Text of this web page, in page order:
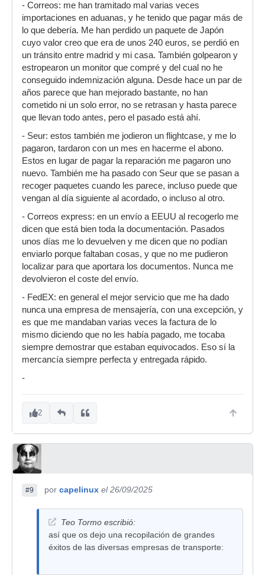
- Correos: me han tramitado mal varias veces
importaciones en aduanas, y he tenido que pagar más de
lo que debería. Me han perdido un paquete de Japón
cuyo valor creo que era de unos 240 euros, se perdió en
un tránsito entre madrid y mi casa. También golpearon y
estropearon un monitor que compré y del cual no he
conseguido indemnización alguna. Desde hace un par de
años parece que han mejorado bastante, no han
cometido ni un solo error, no se retrasan y hasta parece
que llevan todo antes, pero el pasado está ahí.
- Seur: estos también me jodieron un flightcase, y me lo
pagaron, tardaron con un mes en hacerme el abono.
Estos en lugar de pagar la reparación me pagaron uno
nuevo. También me ha pasado con Seur que se pasan a
recoger paquetes cuando les parece, incluso puede que
vengan al día siguiente al acordado, o incluso al otro.
- Correos express: en un envío a EEUU al recogerlo me
dicen que está bien toda la documentación. Pasados
unos días me lo devuelven y me dicen que no podían
enviarlo porque faltaban cosas, y que no me pudieron
localizar para que aportara los documentos. Nunca me
devolvieron el coste del envío.
- FedEX: en general el mejor servicio que me ha dado
nunca una empresa de mensajería, con una excepción, y
es que me mandaban varias veces la factura de lo
mismo diciendo que no les había pagado, me tocaba
siempre demostrar que estaban equivocados. Eso sí la
mercancía siempre perfecta y entregada rápido.
-
2
#9 por capelinux el 26/09/2025
Teo Tormo escribió:
así que os dejo una recopilación de grandes
éxitos de las diversas empresas de transporte: